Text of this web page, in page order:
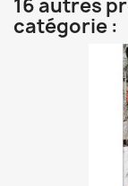
16 autres
catégorie :